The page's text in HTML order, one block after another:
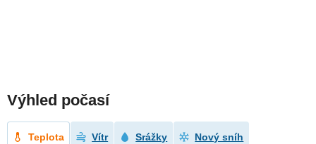
Výhled počasí
Teplota Vítr Srážky Nový sníh